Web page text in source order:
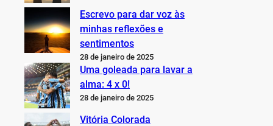
Escrevo para dar voz às
minhas reflexões e
sentimentos
28 de janeiro de 2025
Uma goleada para lavar a
alma: 4 x 0!
28 de janeiro de 2025
Vitória Colorada